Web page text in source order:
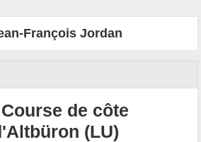
François Jordan
de côte
(LU)